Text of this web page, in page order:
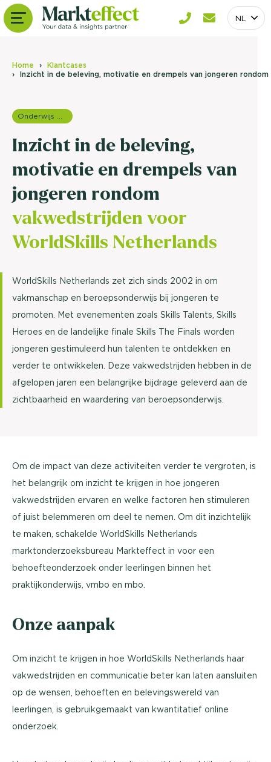
NL
Home
Klantcases
Inzicht in de beleving, motivatie en drempels van jongeren
Onderwijs onderzoek
Inzicht in de beleving,
motivatie en drempels van
jongeren rondom
vakwedstrijden voor
WorldSkills Netherlands
WorldSkills Netherlands zet zich sinds 2002 in om
vakmanschap en beroepsonderwijs bij jongeren te
promoten. Met evenementen zoals Skills Talents, Skills
Heroes en de landelijke finale Skills The Finals worden
jongeren gestimuleerd hun talenten te ontdekken en
verder te ontwikkelen. Deze vakwedstrijden hebben in de
afgelopen jaren een belangrijke bijdrage geleverd aan de
zichtbaarheid en waardering van beroepsonderwijs.
Om de impact van deze activiteiten verder te vergroten, is
het belangrijk om inzicht te krijgen in hoe jongeren
vakwedstrijden ervaren en welke factoren hen stimuleren
of juist belemmeren om deel te nemen. Om dit inzichtelijk
te maken, schakelde WorldSkills Netherlands
marktonderzoeksbureau Markteffect in voor een
behoefteonderzoek onder leerlingen binnen het
praktijkonderwijs, vmbo en mbo.
Onze aanpak
Om inzicht te krijgen in hoe WorldSkills Netherlands haar
vakwedstrijden en communicatie beter kan laten aansluiten
op de wensen, behoeften en belevingswereld van
leerlingen, is gebruikgemaakt van kwantitatief online
onderzoek.